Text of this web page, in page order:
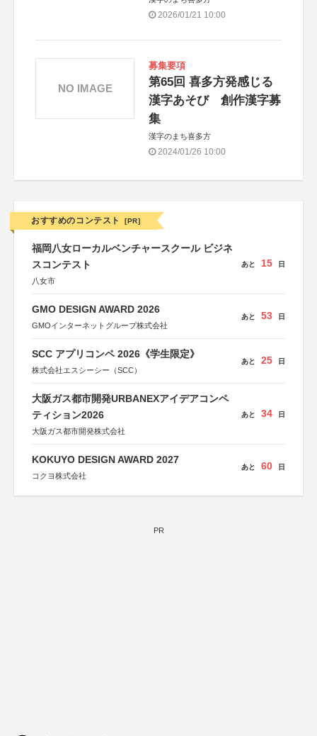
2026/01/21 10:00
募集要項
第65回 喜多方発感じる
漢字あそび 創作漢字募
集
漢字のまち喜多方
2024/01/26 10:00
NO IMAGE
おすすめのコンテスト [PR]
福岡八女ローカルベンチャースクール ビジネ
スコンテスト
八女市
あと 15 日
GMO DESIGN AWARD 2026
GMOインターネットグループ株式会社
あと 53 日
SCC アプリコンペ 2026《学生限定》
株式会社エスシーシー（SCC）
あと 25 日
大阪ガス都市開発URBANEXアイデアコンペ
ティション2026
大阪ガス都市開発株式会社
あと 34 日
KOKUYO DESIGN AWARD 2027
コクヨ株式会社
あと 60 日
PR